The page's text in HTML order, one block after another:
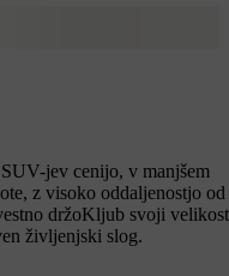
jev cenijo, v manjšem
z visoko oddaljenostjo od
držoKljub svoji
življenjski slog.